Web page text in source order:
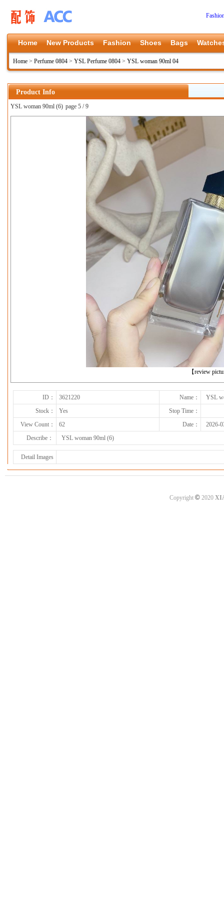
Home New Products Fashion Shoes Bags
Home > Perfume 0804 > YSL Perfume 0804 > YSL woman 90ml 04
Product Info
YSL woman 90ml (6) page 5 / 9
【review
下一张
ID： 3621220 Name：
YSL
Stock：
Yes
Stop Time：
View Count：
62 Date：
2026-
Describe：
YSL woman 90ml (6)
Detail Images
Copyright ©2020